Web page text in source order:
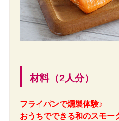
材料（2人分）
フライパンで燻製体験♪
おうちでできる和のスモー